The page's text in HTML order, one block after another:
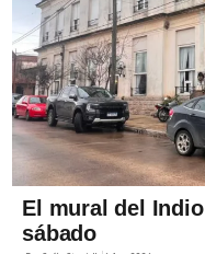
El mural del
sábado